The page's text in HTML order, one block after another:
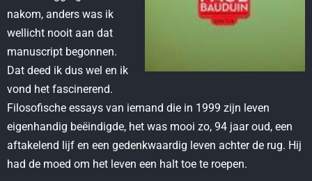
nakom, anders was ik
wellicht nooit aan dat
manuscript begonnen.
Dat deed ik dus wel en ik
vond het fascinerend.
Filosofische essays van iemand die in 1999 zijn leven
eigenhandig beëindigde, het was mooi zo, 94 jaar oud, een
aftakelend lijf en een gedenkwaardig leven achter de rug. Hij
had de moed om het leven een halt toe te roepen.